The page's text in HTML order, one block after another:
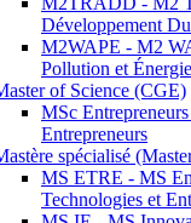
Développement
M2WAPE - M2
Pollution et
of Science (CGE)
MSc
Entrepreneurs
spécialisé
MS ETRE - MS
Technologies et